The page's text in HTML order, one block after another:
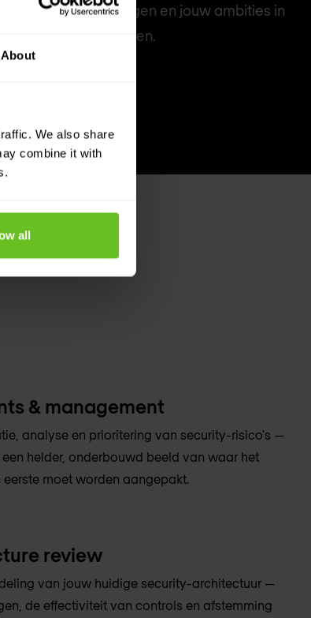
About
We also share
combine it with
all
jouw beperkingen en jouw ambities in
van de tijd begrijpen.
& management
analyse en prioritering van security-risico's —
helder, onderbouwd beeld van waar het
moet worden aangepakt.
review
van jouw huidige security-architectuur —
de effectiviteit van controls en afstemming